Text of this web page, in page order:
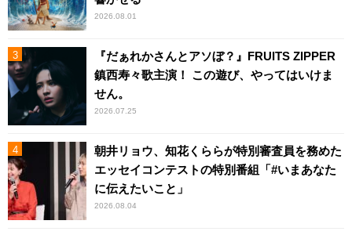
2026.08.01
『だぁれかさんとアソぼ？』FRUITS ZIPPER
鎮西寿々歌主演！ この遊び、やってはいけま
せん。
2026.07.25
朝井リョウ、知花くららが特別審査員を務めた
エッセイコンテストの特別番組「#いまあなた
に伝えたいこと」
2026.08.04